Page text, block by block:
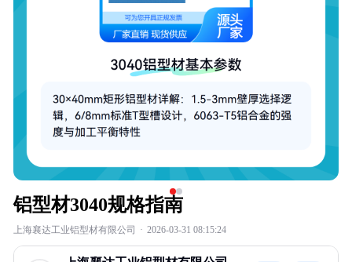
铝型材3040规格指南
上海襄达工业铝型材有限公司 · 2026-03-31 08:15:24